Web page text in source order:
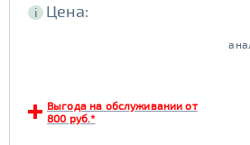
i Цена:
Выгода на обслуживании от
800 руб.*